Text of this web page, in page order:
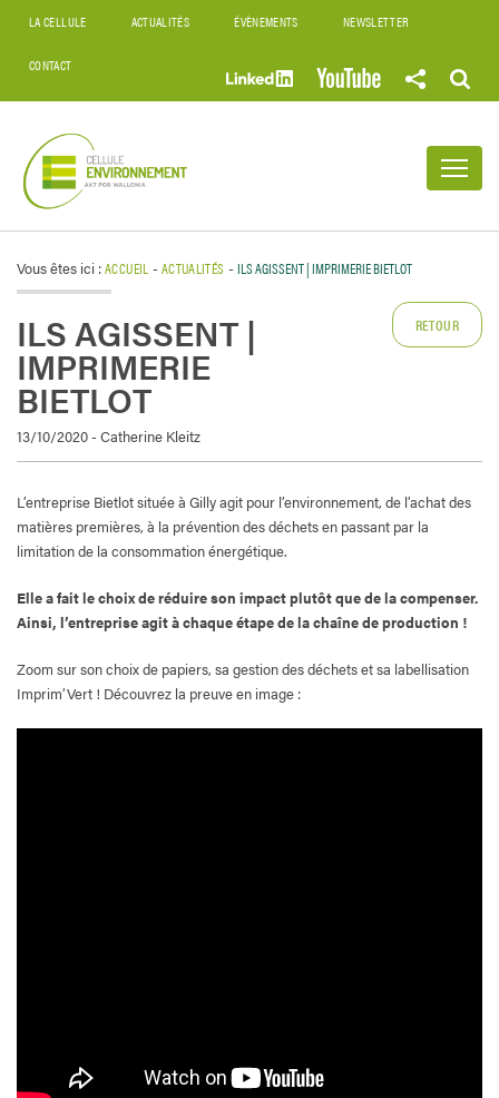
LA CELLULE ACTUALITÉS ÉVÈNEMENTS NEWSLETTER
CONTACT
Vous êtes ici :ACCUEIL -ACTUALITÉS -ILS AGISSENT | IMPRIMERIE BIETLOT
ILS AGISSENT |
IMPRIMERIE
BIETLOT
13/10/2020 - Catherine Kleitz
RETOUR
L’entreprise Bietlot située à Gilly agit pour l’environnement, de l’achat des
matières premières, à la prévention des déchets en passant par la
limitation de la consommation énergétique.
Elle a fait le choix de réduire son impact plutôt que de la compenser.
Ainsi, l’entreprise agit à chaque étape de la chaîne de production !
Zoom sur son choix de papiers, sa gestion des déchets et sa labellisation
Imprim’Vert ! Découvrez la preuve en image :